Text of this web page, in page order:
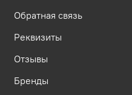
Обратная связь
Реквизиты
Отзывы
Бренды